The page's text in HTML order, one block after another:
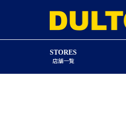
STORES
店舗一覧